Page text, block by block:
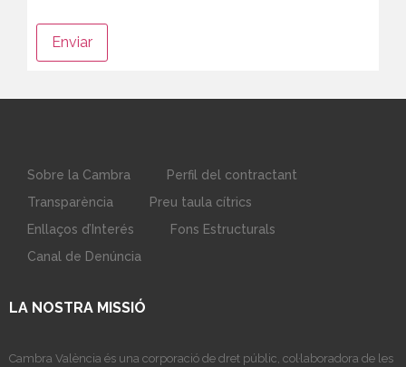
Sobre la Cambra
Perfil del contractant
Transparència
Preu taula cítrics
Enllaços d’Interés
Fons Estructurals
Canal de Denúncia
LA NOSTRA MISSIÓ
Cambra València és una corporació de dret públic, col·laboradora de les